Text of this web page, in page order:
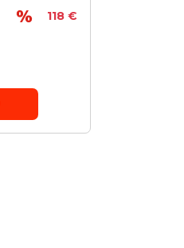
118 €